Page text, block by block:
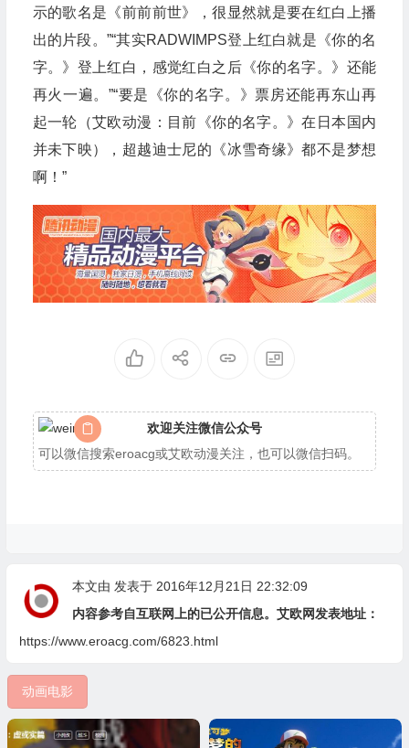
示的歌名是《前前前世》，很显然就是要在红白上播
出的片段。”“其实RADWIMPS登上红白就是《你的名
字。》登上红白，感觉红白之后《你的名字。》还能
再火一遍。”“要是《你的名字。》票房还能再东山再
起一轮（艾欧动漫：目前《你的名字。》在日本国内
并未下映），超越迪士尼的《冰雪奇缘》都不是梦想
啊！”
欢迎关注微信公众号
可以微信搜索eroacg或艾欧动漫关注，也可以微信扫码。
本文由 发表于 2016年12月21日 22:32:09
内容参考自互联网上的已公开信息。艾欧网发表地址：
https://www.eroacg.com/6823.html
动画电影